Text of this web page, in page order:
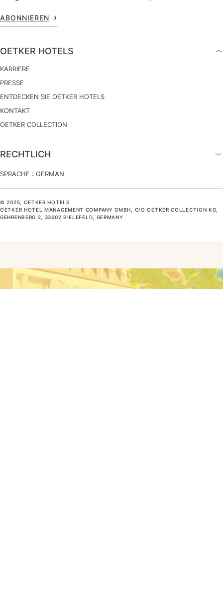
ABONNIEREN
OETKER HOTELS
KARRIERE
PRESSE
ENTDECKEN SIE OETKER HOTELS
KONTAKT
OETKER COLLECTION
RECHTLICH
SPRACHE : GERMAN
© 2025, OETKER HOTELS
OETKER HOTEL MANAGEMENT COMPANY GMBH, C/O OETKER COLLECTION KG,
GEHRENBERG 2, 33602 BIELEFELD, GERMANY